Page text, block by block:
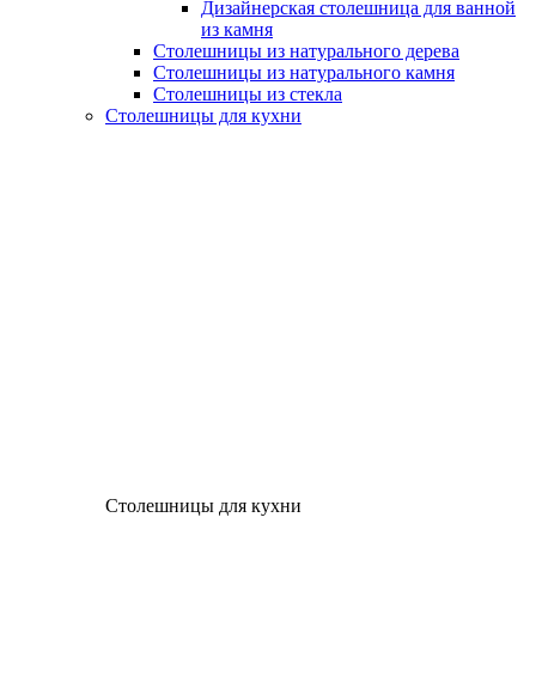
Дизайнерская столешница для ванной
из камня
Столешницы из натурального дерева
Столешницы из натурального камня
Столешницы из стекла
Столешницы для кухни
Столешницы для кухни